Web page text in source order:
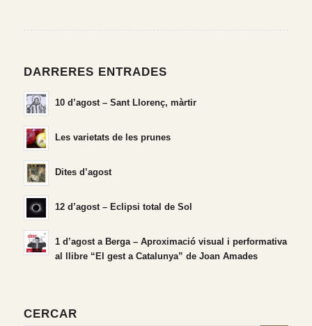
DARRERES ENTRADES
10 d’agost – Sant Llorenç, màrtir
Les varietats de les prunes
Dites d’agost
12 d’agost – Eclipsi total de Sol
1 d’agost a Berga – Aproximació visual i performativa
al llibre “El gest a Catalunya” de Joan Amades
CERCAR